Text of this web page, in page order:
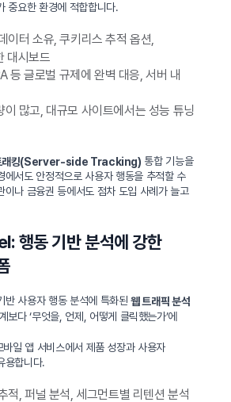
중요한 환경에 적합합니다.
이터 소유, 쿠키리스 추적 옵션,
대시보드
등 글로벌 규제에 완벽 대응, 서버 내
이 많고, 대규모 사이트에서는 성능 튜닝
래킹(Server-side Tracking) 통합 기능을
에서도 안정적으로 사용자 행동을 추적할 수
이나 금융권 등에서도 점차 도입 사례가 늘고
행동 기반 분석에 강한
반 사용자 행동 분석에 특화된웹 트래픽 분석
보다 ‘무엇을, 언제, 어떻게 클릭했는가’에
일 앱 서비스에서 제품 성장과 사용자
용합니다.
적, 퍼널 분석, 세그먼트별 리텐션 분석